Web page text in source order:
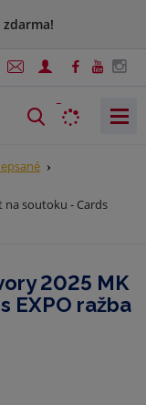
e
t
na soutoku - Cards
2025 MK
EXPO ražba